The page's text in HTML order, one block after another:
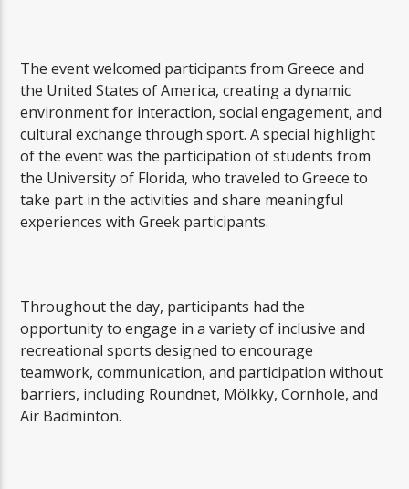
The event welcomed participants from Greece and
the United States of America, creating a dynamic
environment for interaction, social engagement, and
cultural exchange through sport. A special highlight
of the event was the participation of students from
the University of Florida, who traveled to Greece to
take part in the activities and share meaningful
experiences with Greek participants.
Throughout the day, participants had the
opportunity to engage in a variety of inclusive and
recreational sports designed to encourage
teamwork, communication, and participation without
barriers, including Roundnet, Mölkky, Cornhole, and
Air Badminton.